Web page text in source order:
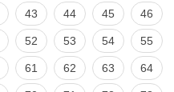
43 44 45 46
52 53 54 55
61 62 63 64